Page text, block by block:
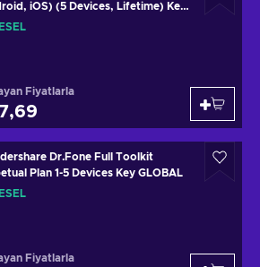
iOS) (5 Devices, Lifetime) Key
Fiyatlarla
Dr.Fone Full Toolkit
Plan 1-5 Devices Key GLOBAL
Fiyatlarla